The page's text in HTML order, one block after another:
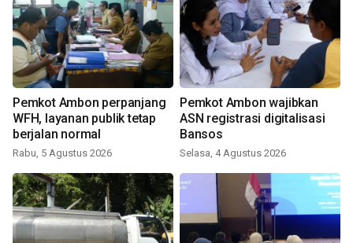
Pemkot Ambon perpanjang
WFH, layanan publik tetap
berjalan normal
Rabu, 5 Agustus 2026
Pemkot Ambon wajibkan
ASN registrasi digitalisasi
Bansos
Selasa, 4 Agustus 2026